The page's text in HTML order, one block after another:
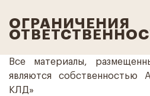
ОГРАНИЧЕНИЯ
Все материалы,
являются
КЛД»